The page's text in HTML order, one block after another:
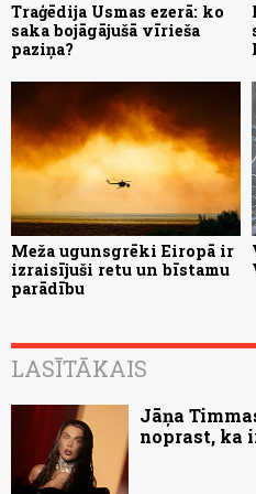
Traģēdija Usmas ezerā: ko
saka bojāgājušā vīrieša
paziņa?
Meža ugunsgrēki Eiropā ir
izraisījuši retu un bīstamu
parādību
LASĪTĀKAIS
Jāņa
noprast, ka